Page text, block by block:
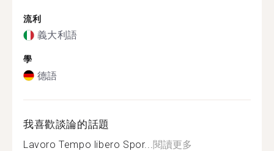
流利
義大利語
學
德語
我喜歡談論的話題
Lavoro Tempo libero Spor... 閱讀更多